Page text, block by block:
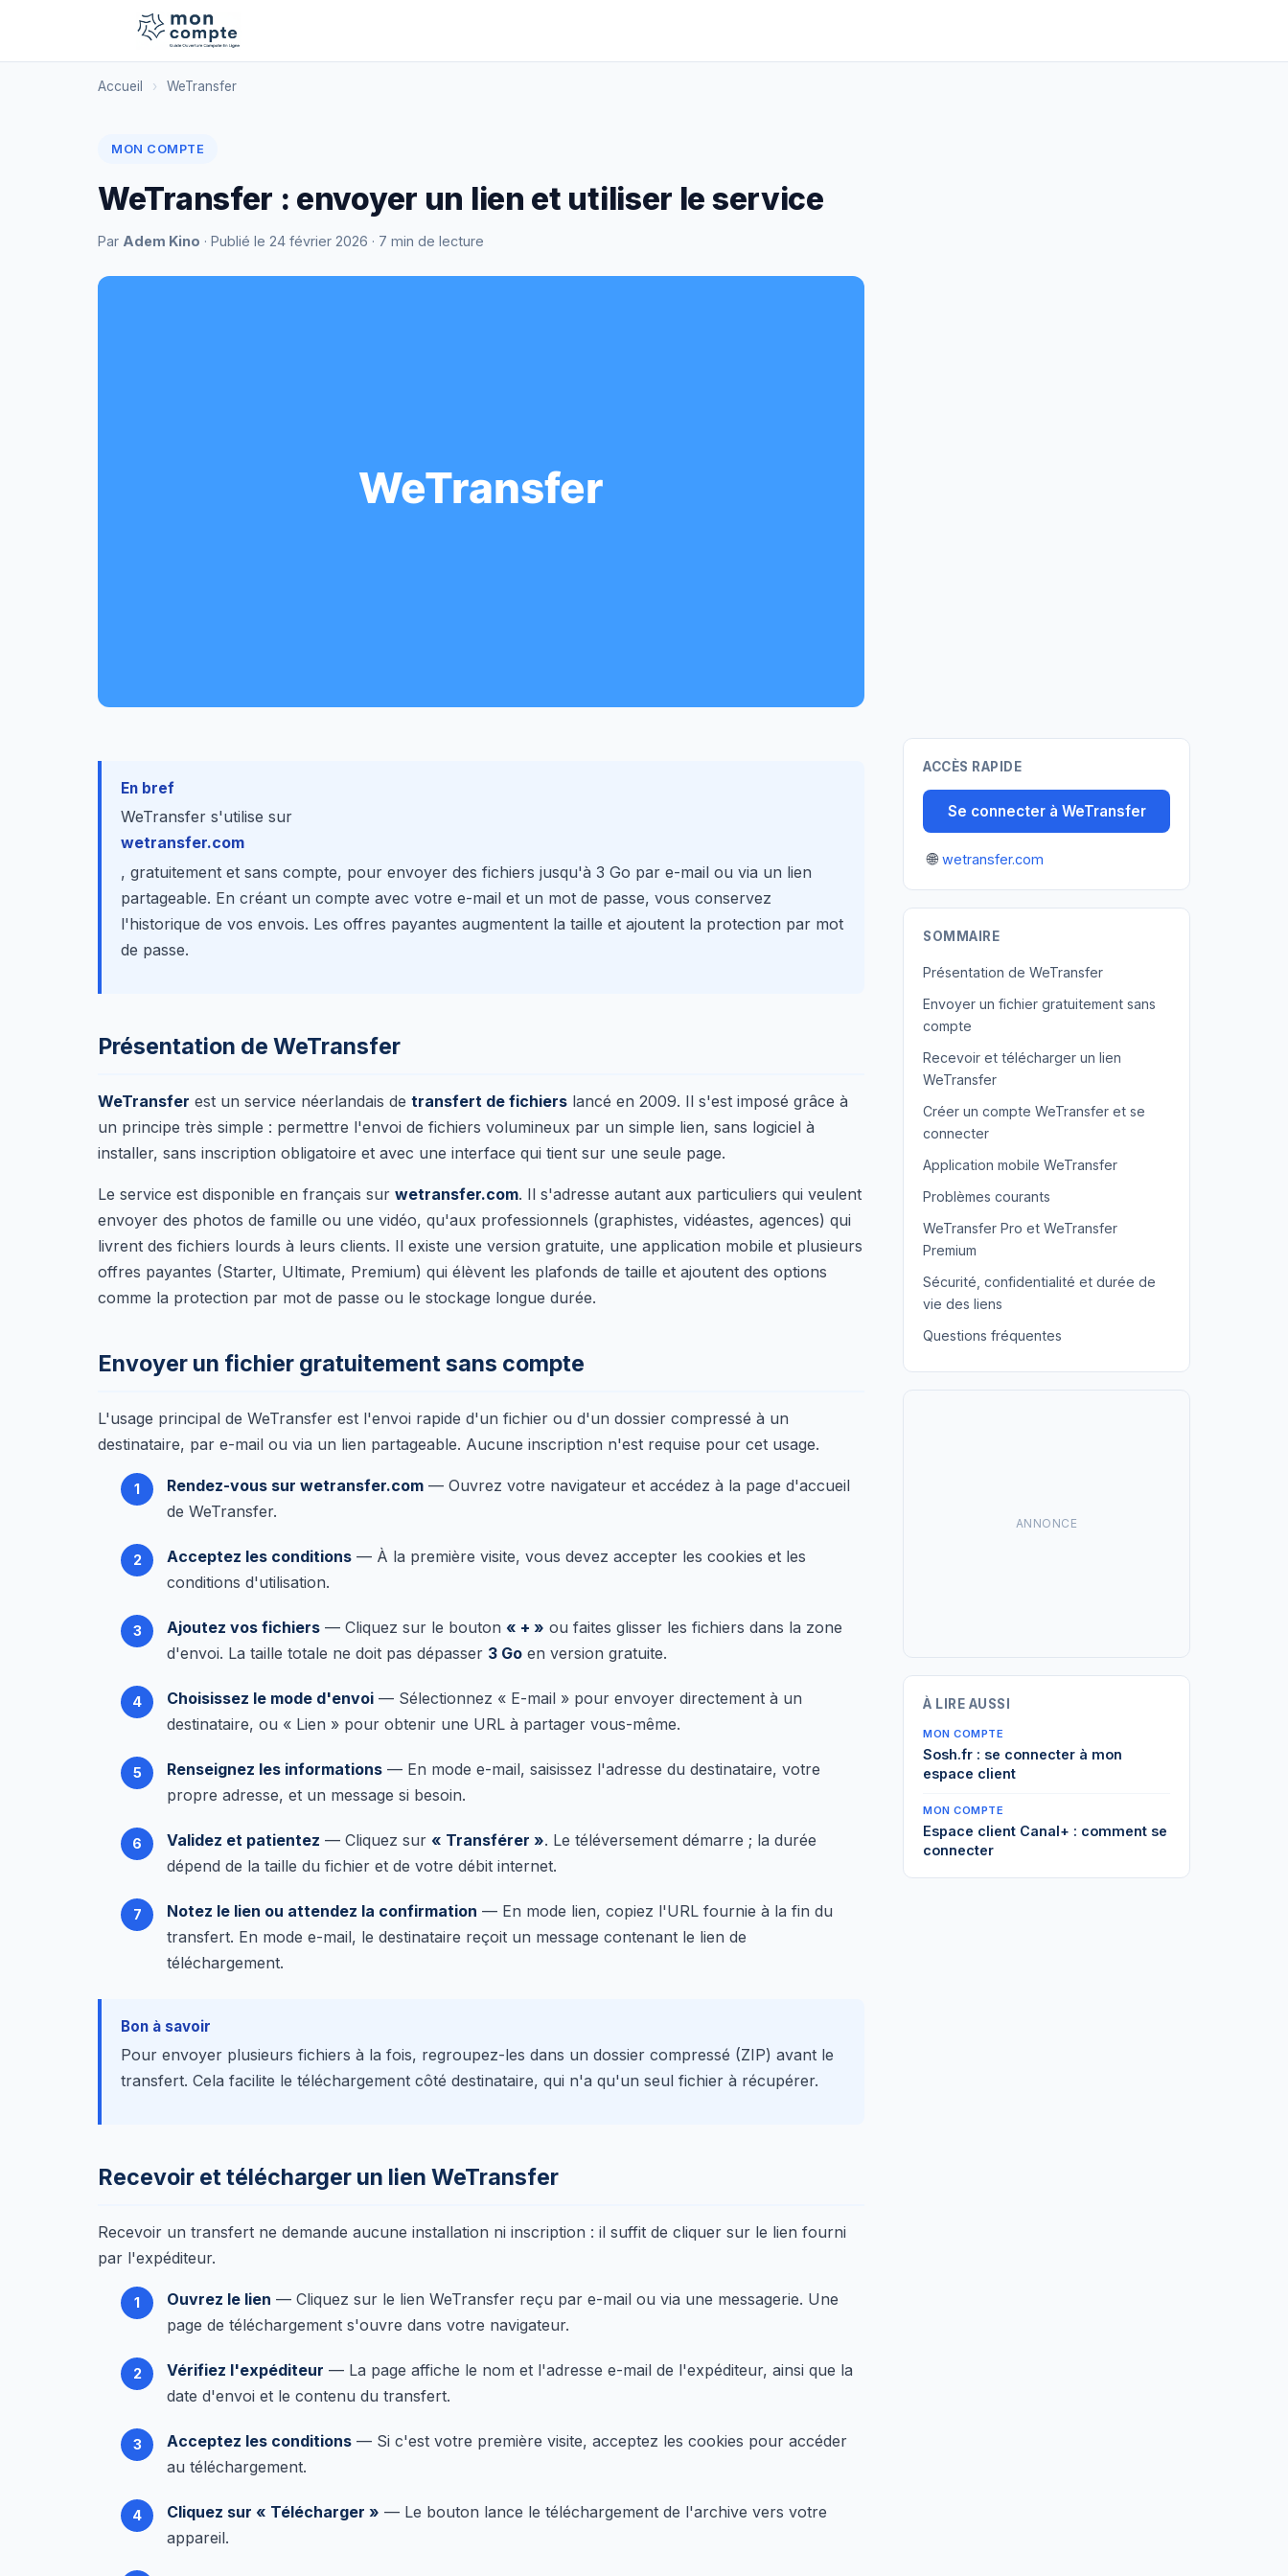
Accueil › WeTransfer
MON COMPTE
WeTransfer : envoyer un lien et utiliser le service
Par Adem Kino · Publié le 24 février 2026 · 7 min de lecture
En bref
WeTransfer s'utilise sur
wetransfer.com
, gratuitement et sans compte, pour envoyer des fichiers jusqu'à 3 Go par e-mail ou via un lien
partageable. En créant un compte avec votre e-mail et un mot de passe, vous conservez
l'historique de vos envois. Les offres payantes augmentent la taille et ajoutent la protection par mot
de passe.
Présentation de WeTransfer
WeTransfer est un service néerlandais de transfert de fichiers lancé en 2009. Il s'est imposé grâce à
un principe très simple : permettre l'envoi de fichiers volumineux par un simple lien, sans logiciel à
installer, sans inscription obligatoire et avec une interface qui tient sur une seule page.
Le service est disponible en français sur wetransfer.com. Il s'adresse autant aux particuliers qui veulent
envoyer des photos de famille ou une vidéo, qu'aux professionnels (graphistes, vidéastes, agences) qui
livrent des fichiers lourds à leurs clients. Il existe une version gratuite, une application mobile et plusieurs
offres payantes (Starter, Ultimate, Premium) qui élèvent les plafonds de taille et ajoutent des options
comme la protection par mot de passe ou le stockage longue durée.
Envoyer un fichier gratuitement sans compte
L'usage principal de WeTransfer est l'envoi rapide d'un fichier ou d'un dossier compressé à un
destinataire, par e-mail ou via un lien partageable. Aucune inscription n'est requise pour cet usage.
Rendez-vous sur wetransfer.com — Ouvrez votre navigateur et accédez à la page d'accueil
de WeTransfer.
Acceptez les conditions — À la première visite, vous devez accepter les cookies et les
conditions d'utilisation.
Ajoutez vos fichiers — Cliquez sur le bouton « + » ou faites glisser les fichiers dans la zone
d'envoi. La taille totale ne doit pas dépasser 3 Go en version gratuite.
Choisissez le mode d'envoi — Sélectionnez « E-mail » pour envoyer directement à un
destinataire, ou « Lien » pour obtenir une URL à partager vous-même.
Renseignez les informations — En mode e-mail, saisissez l'adresse du destinataire, votre
propre adresse, et un message si besoin.
Validez et patientez — Cliquez sur « Transférer ». Le téléversement démarre ; la durée
dépend de la taille du fichier et de votre débit internet.
Notez le lien ou attendez la confirmation — En mode lien, copiez l'URL fournie à la fin du
transfert. En mode e-mail, le destinataire reçoit un message contenant le lien de
téléchargement.
Bon à savoir
Pour envoyer plusieurs fichiers à la fois, regroupez-les dans un dossier compressé (ZIP) avant le
transfert. Cela facilite le téléchargement côté destinataire, qui n'a qu'un seul fichier à récupérer.
Recevoir et télécharger un lien WeTransfer
Recevoir un transfert ne demande aucune installation ni inscription : il suffit de cliquer sur le lien fourni
par l'expéditeur.
Ouvrez le lien — Cliquez sur le lien WeTransfer reçu par e-mail ou via une messagerie. Une
page de téléchargement s'ouvre dans votre navigateur.
Vérifiez l'expéditeur — La page affiche le nom et l'adresse e-mail de l'expéditeur, ainsi que la
date d'envoi et le contenu du transfert.
Acceptez les conditions — Si c'est votre première visite, acceptez les cookies pour accéder
au téléchargement.
Cliquez sur « Télécharger » — Le bouton lance le téléchargement de l'archive vers votre
appareil.
ACCÈS RAPIDE
Se connecter à WeTransfer
🌐 wetransfer.com
SOMMAIRE
Présentation de WeTransfer
Envoyer un fichier gratuitement sans
compte
Recevoir et télécharger un lien
WeTransfer
Créer un compte WeTransfer et se
connecter
Application mobile WeTransfer
Problèmes courants
WeTransfer Pro et WeTransfer
Premium
Sécurité, confidentialité et durée de
vie des liens
Questions fréquentes
ANNONCE
À LIRE AUSSI
MON COMPTE
Sosh.fr : se connecter à mon
espace client
MON COMPTE
Espace client Canal+ : comment se
connecter